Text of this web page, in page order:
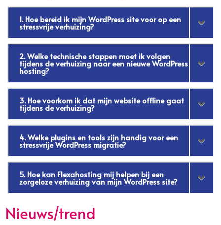
1. Hoe bereid ik mijn WordPress site voor op een
stressvrije verhuizing?
2. Welke technische stappen moet ik volgen
tijdens de verhuizing naar een nieuwe WordPress
hosting?
3. Hoe voorkom ik dat mijn website offline gaat
tijdens de verhuizing?
4. Welke plugins en tools zijn handig voor een
stressvrije WordPress migratie?
5. Hoe kan Flexahosting mij helpen bij een
zorgeloze verhuizing van mijn WordPress site?
Nieuws/trend